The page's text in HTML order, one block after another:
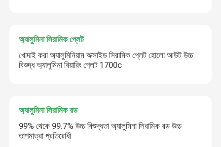
অ্যালুমিনা সিরামিক প্লেট
খোদাই করা অ্যালুমিনিয়াম অক্সাইড সিরামিক প্লেট হোলো আউট উচ্চ
বিশুদ্ধ অ্যালুমিনা বিয়ারিং প্লেট 1700c
অ্যালুমিনা সিরামিক রড
99% থেকে 99.7% উচ্চ বিশুদ্ধতা অ্যালুমিনা সিরামিক রড উচ্চ
তাপমাত্রা প্রতিরোধী